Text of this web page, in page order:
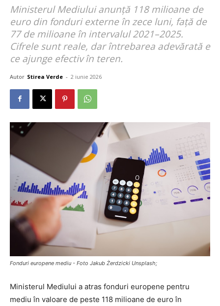
Ministerul Mediului anunță 118 milioane de
euro din fonduri externe în zece luni, față de
77 de milioane în intervalul 2021–2025.
Cifrele sunt reale, dar întrebarea adevărată e
ce ajunge efectiv în teren.
Autor Stirea Verde - 2 iunie 2026
Fonduri europene mediu - Foto Jakub Żerdzicki Unsplash;
Ministerul Mediului a atras fonduri europene pentru
mediu în valoare de peste 118 milioane de euro în